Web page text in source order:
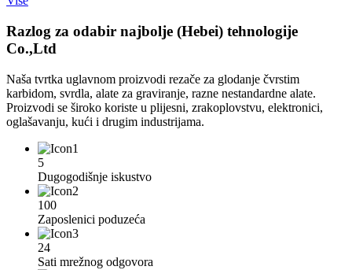
Razlog za odabir najbolje (Hebei) tehnologije
Co.,Ltd
Naša tvrtka uglavnom proizvodi rezače za glodanje čvrstim
karbidom, svrdla, alate za graviranje, razne nestandardne alate.
Proizvodi se široko koriste u plijesni, zrakoplovstvu, elektronici,
oglašavanju, kući i drugim industrijama.
5
Dugogodišnje iskustvo
100
Zaposlenici poduzeća
24
Sati mrežnog odgovora